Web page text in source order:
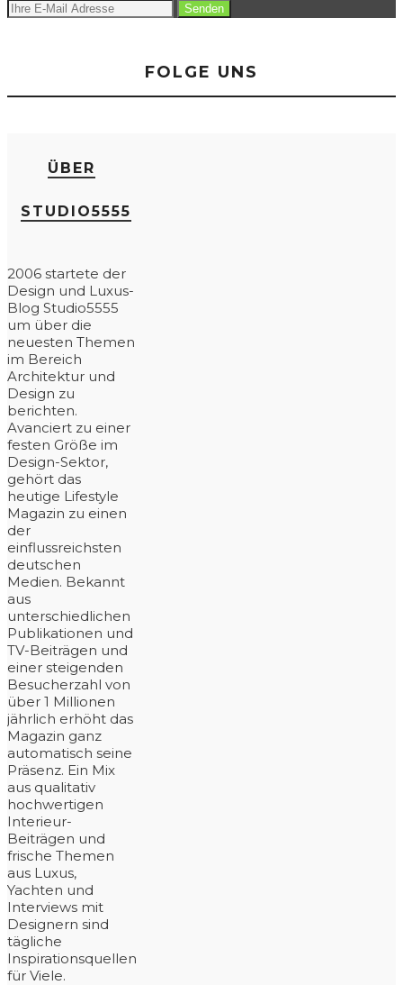
FOLGE UNS
ÜBER
STUDIO5555
2006 startete der
Design und Luxus-
Blog Studio5555
um über die
neuesten Themen
im Bereich
Architektur und
Design zu
berichten.
Avanciert zu einer
festen Größe im
Design-Sektor,
gehört das
heutige Lifestyle
Magazin zu einen
der
einflussreichsten
deutschen
Medien. Bekannt
aus
unterschiedlichen
Publikationen und
TV-Beiträgen und
einer steigenden
Besucherzahl von
über 1 Millionen
jährlich erhöht das
Magazin ganz
automatisch seine
Präsenz. Ein Mix
aus qualitativ
hochwertigen
Interieur-
Beiträgen und
frische Themen
aus Luxus,
Yachten und
Interviews mit
Designern sind
tägliche
Inspirationsquellen
für Viele.